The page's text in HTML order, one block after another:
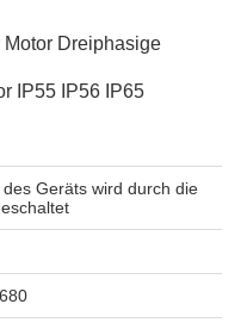
Dreiphasige
IP55 IP56 IP65
Geräts wird durch die